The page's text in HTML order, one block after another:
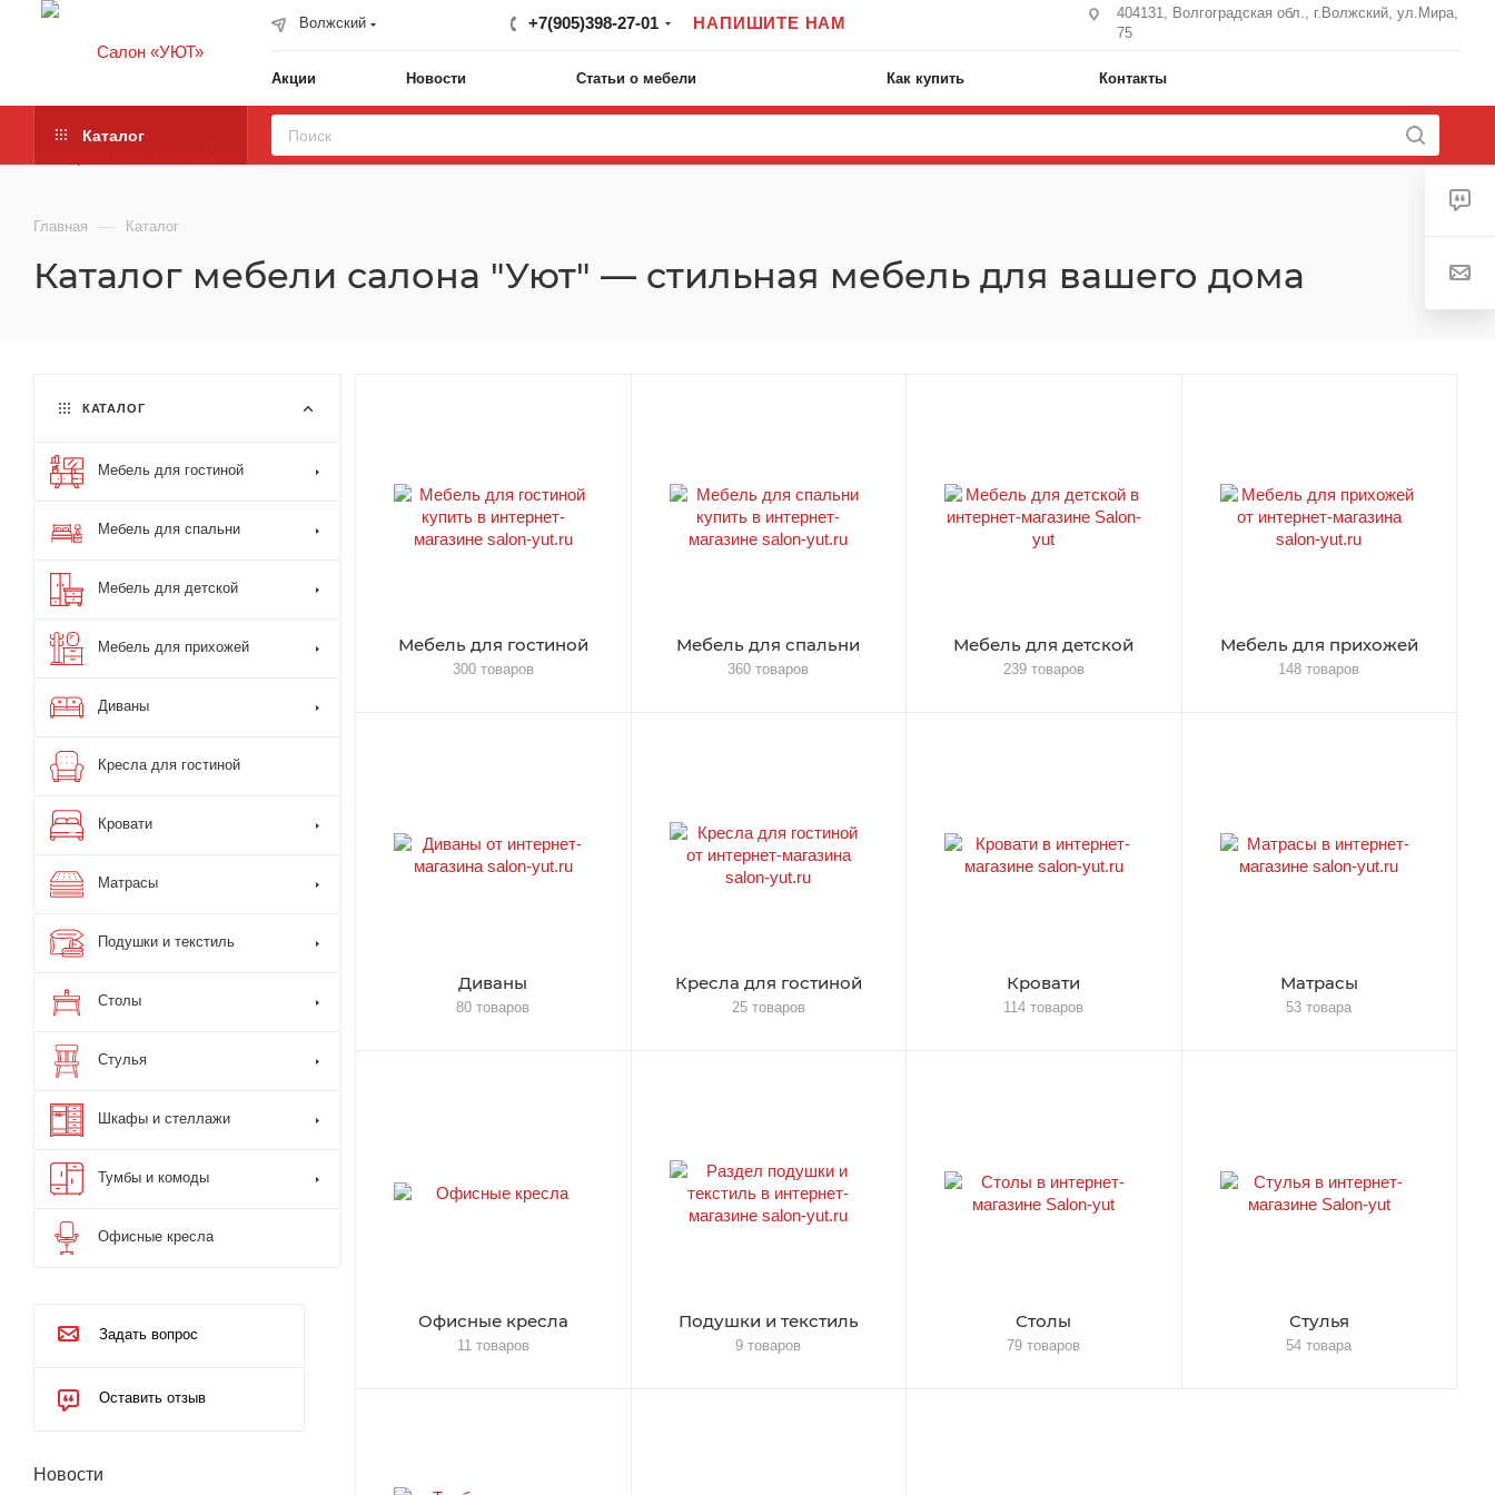
Волжский +7(905)398-27-01 НАПИШИТЕ НАМ
404131, Волгоградская обл., г.Волжский, ул.Мира,
75
Акции Новости Статьи о мебели Как купить Контакты
Каталог
Главная — Каталог
Каталог мебели салона "Уют" — стильная мебель для вашего дома
Мебель для гостиной
300 товаров
Мебель для спальни
360 товаров
Мебель для детской
239 товаров
Мебель для прихожей
148 товаров
Диваны
80 товаров
Кресла для гостиной
25 товаров
Кровати
114 товаров
Матрасы
53 товара
Офисные кресла
11 товаров
Подушки и текстиль
9 товаров
Столы
79 товаров
Стулья
54 товара
КАТАЛОГ
Мебель для гостиной
Мебель для спальни
Мебель для детской
Мебель для прихожей
Диваны
Кресла для гостиной
Кровати
Матрасы
Подушки и текстиль
Столы
Стулья
Шкафы и стеллажи
Тумбы и комоды
Офисные кресла
Задать вопрос
Оставить отзыв
Новости